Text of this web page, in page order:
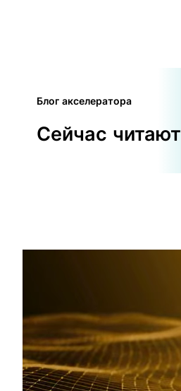
Блог акселератора
Сейчас читают